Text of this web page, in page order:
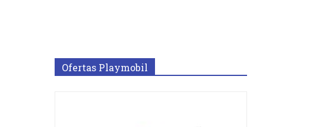
Ofertas Playmobil